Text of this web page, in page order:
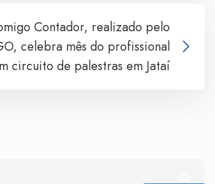
Contador, realizado pelo
celebra mês do profissional
circuito de palestras em Jataí